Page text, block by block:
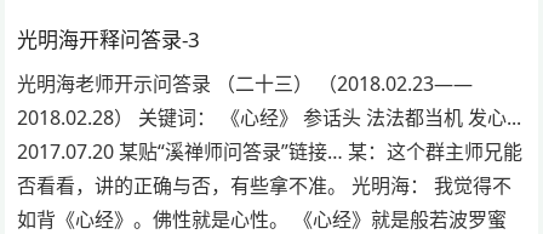
光明海开释问答录-3
光明海老师开示问答录 （二十三） （2018.02.23——
2018.02.28） 关键词： 《心经》 参话头 法法都当机 发心...
2017.07.20 某贴“溪禅师问答录”链接… 某：这个群主师兄能
否看看，讲的正确与否，有些拿不准。 光明海： 我觉得不
如背《心经》。佛性就是心性。 《心经》就是般若波罗蜜